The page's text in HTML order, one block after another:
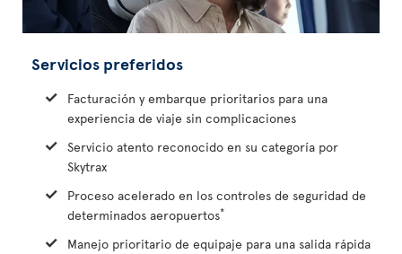
Servicios preferidos
Facturación y embarque prioritarios para una
experiencia de viaje sin complicaciones
Servicio atento reconocido en su categoría por
Skytrax
Proceso acelerado en los controles de seguridad de
determinados aeropuertos*
Manejo prioritario de equipaje para una salida rápida